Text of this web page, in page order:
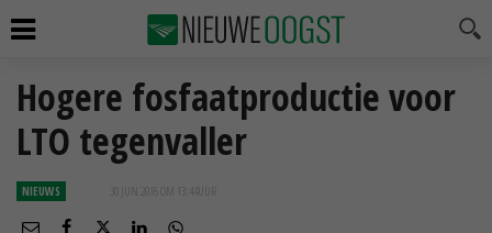
Hogere fosfaatproductie voor
LTO tegenvaller
NIEUWS 30 JUN 2016 OM 13:44